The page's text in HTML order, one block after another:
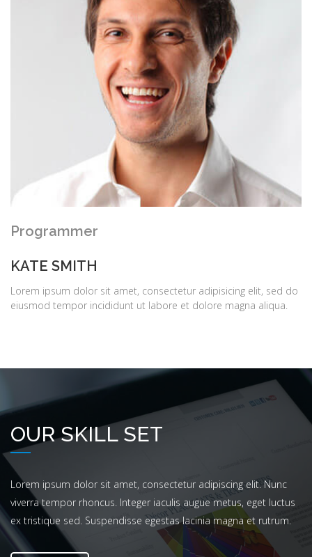
Programmer
KATE SMITH
Lorem ipsum dolor sit amet, consectetur adipisicing elit, sed do
eiusmod tempor incididunt ut labore et dolore magna aliqua.
OUR SKILL SET
Lorem ipsum dolor sit amet, consectetur adipiscing elit. Nunc
viverra tempor rhoncus. Integer iaculis augue metus, eget luctus
ex tristique sed. Suspendisse egestas lacinia magna et rutrum.